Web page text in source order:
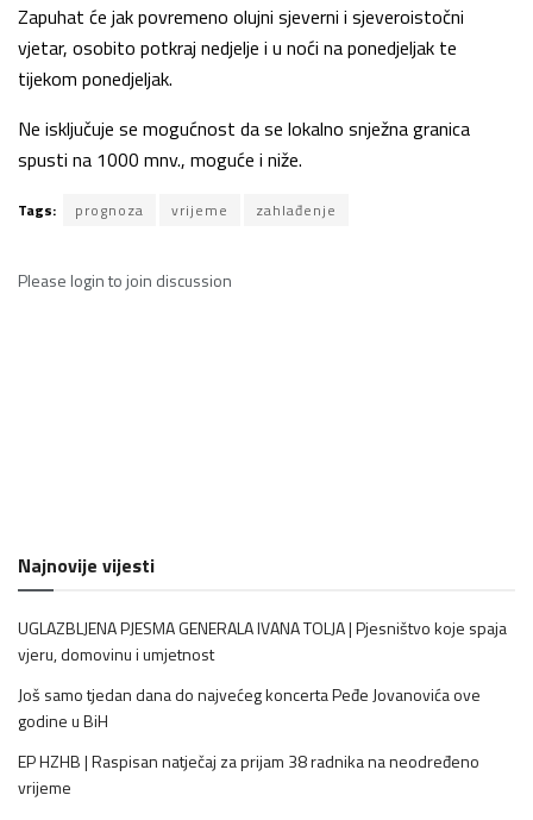
Zapuhat će jak povremeno olujni sjeverni i sjeveroistočni
vjetar, osobito potkraj nedjelje i u noći na ponedjeljak te
tijekom ponedjeljak.
Ne isključuje se mogućnost da se lokalno snježna granica
spusti na 1000 mnv., moguće i niže.
Tags: prognoza vrijeme zahlađenje
Please loginto join discussion
Najnovije vijesti
UGLAZBLJENA PJESMA GENERALA IVANA TOLJA | Pjesništvo koje spaja
vjeru, domovinu i umjetnost
Još samo tjedan dana do najvećeg koncerta Peđe Jovanovića ove
godine u BiH
EP HZHB | Raspisan natječaj za prijam 38 radnika na neodređeno
vrijeme